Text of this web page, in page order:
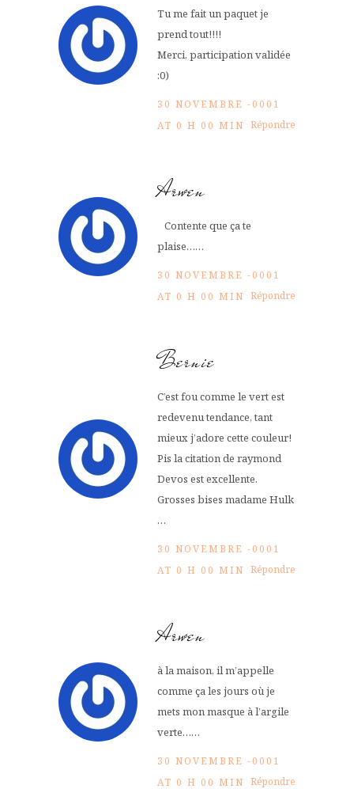
Tu me fait un paquet je
prend tout!!!!
Merci, participation validée
:0)
30 NOVEMBRE -0001
AT 0 H 00 MIN Répondre
Arwen
Contente que ça te
plaise……
30 NOVEMBRE -0001
AT 0 H 00 MIN Répondre
Bernie
C’est fou comme le vert est
redevenu tendance, tant
mieux j’adore cette couleur!
Pis la citation de raymond
Devos est excellente.
Grosses bises madame Hulk
…
30 NOVEMBRE -0001
AT 0 H 00 MIN Répondre
Arwen
à la maison, il m’appelle
comme ça les jours où je
mets mon masque à l’argile
verte……
30 NOVEMBRE -0001
AT 0 H 00 MIN Répondre